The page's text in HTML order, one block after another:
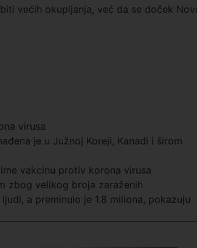
većih okupljanja, već da se doček
virusa
je u Južnoj Koreji, Kanadi i širom
vakcinu protiv korona virusa
zbog velikog broja zaraženih
a preminulo je 1.8 miliona, pokazuju